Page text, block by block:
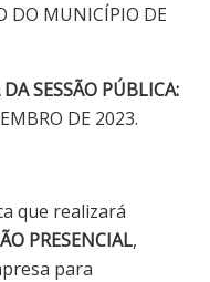
DO MUNICÍPIO DE
SESSÃO PÚBLICA:
DE 2023.
que realizará
PRESENCIAL,
para